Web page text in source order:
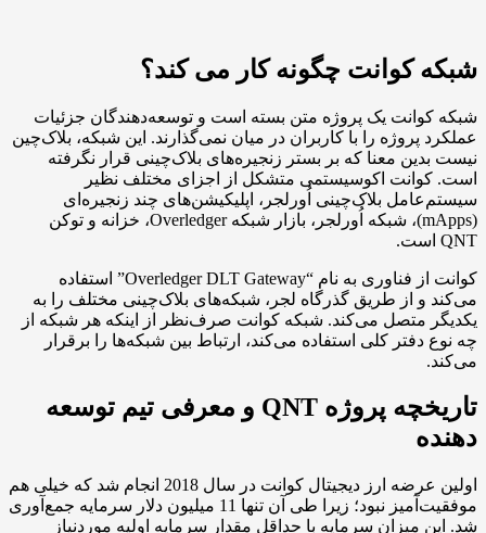
کوانت چگونه کار می کند؟
یک پروژه متن بسته است و توسعه‌دهندگان جزئیات
را با کاربران در میان نمی‌گذارند. این شبکه، بلاک‌چین
معنا که بر بستر زنجیره‌های بلاک‌چینی قرار نگرفته
اکوسیستمی متشکل از اجزای مختلف نظیر
بلاک‌چینی اُورلجر، اپلیکیشن‌های چند زنجیره‌ای
(mApps)، شبکه اُورلجر، بازار شبکه Overledger، خزانه و توکن
کوانت از فناوری به نام “Overledger DLT Gateway” استفاده
از طریق گذرگاه لجر، شبکه‌های بلاک‌چینی مختلف را به
متصل می‌کند. شبکه کوانت صرف‌نظر از اینکه هر شبکه از
کلی استفاده می‌کند، ارتباط بین شبکه‌ها را برقرار
تاریخچه پروژه QNT و معرفی تیم توسعه
اولین عرضه ارز دیجیتال کوانت در سال 2018 انجام شد که خیلی هم
موفقیت‌آمیز نبود؛ زیرا طی آن تنها 11 میلیون دلار سرمایه جمع‌آوری
سرمایه با حداقل مقدار سرمایه اولیه موردنیاز